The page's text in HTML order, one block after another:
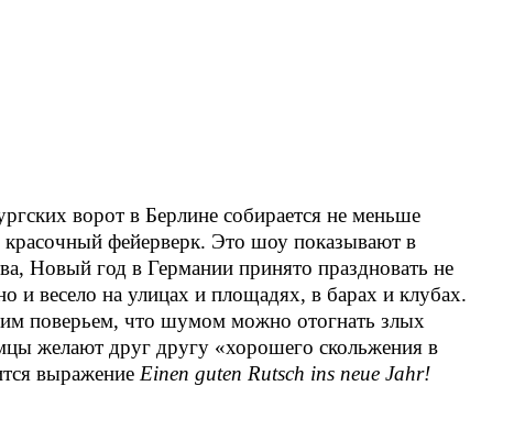
ворот в Берлине собирается не меньше
фейерверк. Это шоу показывают в
Новый год в Германии принято праздновать не
и весело на улицах и площадях, в барах и клубах.
поверьем, что шумом можно отогнать злых
желают друг другу «хорошего скольжения в
выражение Einen guten Rutsch ins neue Jahr!